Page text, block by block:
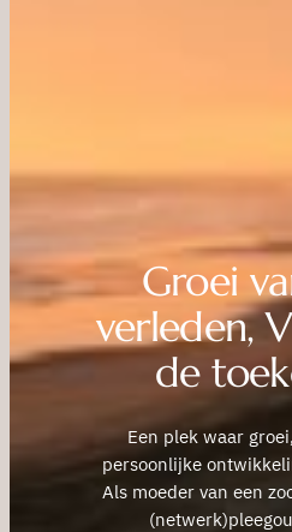
Groei
verleden,
de
Een plek waar
persoonlijke
Als moeder van een